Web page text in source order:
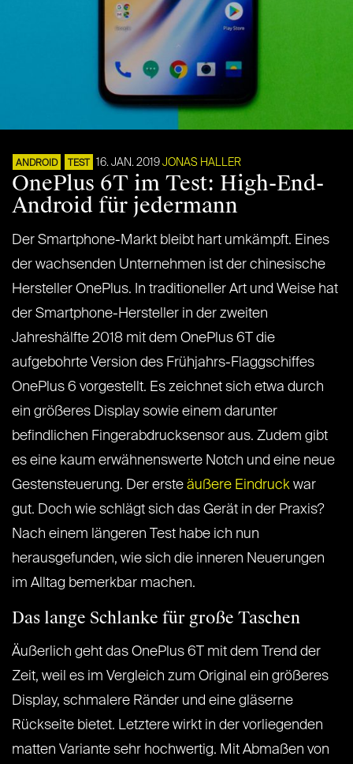
ANDROID TEST 16. JAN. 2019 JONAS HALLER
OnePlus 6T im Test: High-End-
Android für jedermann
Der Smartphone-Markt bleibt hart umkämpft. Eines
der wachsenden Unternehmen ist der chinesische
Hersteller OnePlus. In traditioneller Art und Weise hat
der Smartphone-Hersteller in der zweiten
Jahreshälfte 2018 mit dem OnePlus 6T die
aufgebohrte Version des Frühjahrs-Flaggschiffes
OnePlus 6 vorgestellt. Es zeichnet sich etwa durch
ein größeres Display sowie einem darunter
befindlichen Fingerabdrucksensor aus. Zudem gibt
es eine kaum erwähnenswerte Notch und eine neue
Gestensteuerung. Der erste äußere Eindruck war
gut. Doch wie schlägt sich das Gerät in der Praxis?
Nach einem längeren Test habe ich nun
herausgefunden, wie sich die inneren Neuerungen
im Alltag bemerkbar machen.
Das lange Schlanke für große Taschen
Äußerlich geht das OnePlus 6T mit dem Trend der
Zeit, weil es im Vergleich zum Original ein größeres
Display, schmalere Ränder und eine gläserne
Rückseite bietet. Letztere wirkt in der vorliegenden
matten Variante sehr hochwertig. Mit Abmaßen von